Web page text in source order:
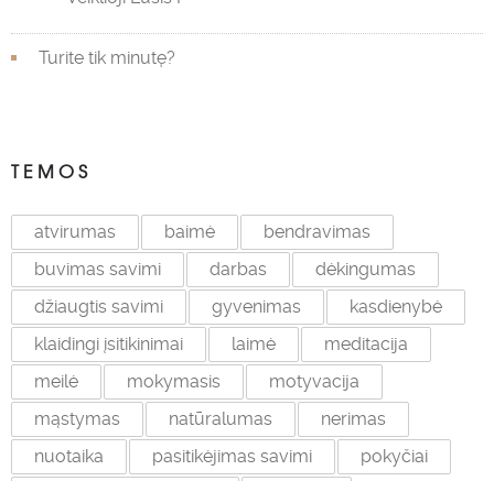
Turite tik minutę?
TEMOS
atvirumas baimė
bendravimas
buvimas savimi
darbas
dėkingumas
džiaugtis savimi
gyvenimas
kasdienybė
klaidingi įsitikinimai
laimė
meditacija
meilė
mokymasis
motyvacija
mąstymas
natūralumas
nerimas
nuotaika
pasitikėjimas savimi
pokyčiai